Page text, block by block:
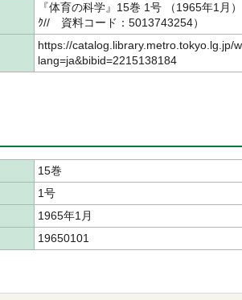
『体育の科学』15巻 1号 （1965年1
ｸ// 資料コード：5013743254）
https://catalog.library.metro.tokyo.lg.jp/
lang=ja&bibid=2215138184
15巻
1号
1965年1月
19650101